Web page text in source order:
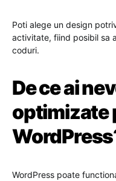
Poti alege un design
activitate, fiind posibil sa
coduri.
De ce ai
optimizate
WordPress poate